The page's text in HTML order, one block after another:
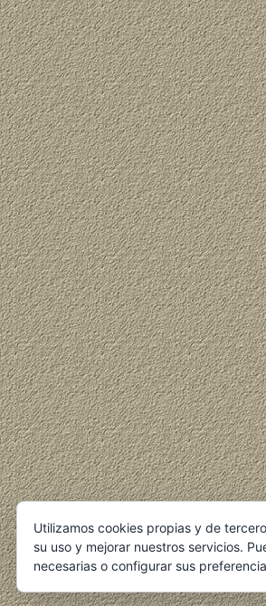
Utilizamos cookies propias y de
su uso y mejorar nuestros servicios.
necesarias o configurar sus